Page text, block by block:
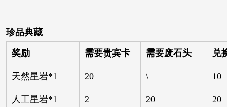
珍品典藏
奖励 需要贵宾卡 需要废石头 兑
天然星岩*1 20 \ 10
人工星岩*1 2 20 20